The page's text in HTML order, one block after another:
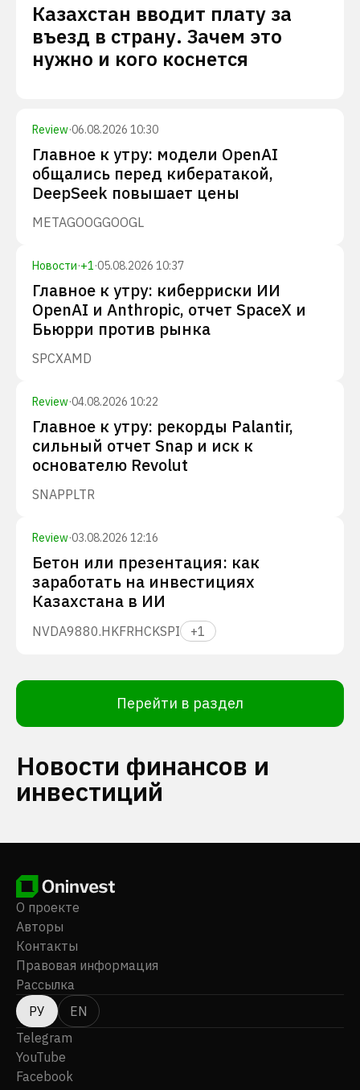
Казахстан вводит плату за
въезд в страну. Зачем это
нужно и кого коснется
Review·06.08.2026 10:30
Главное к утру: модели OpenAI
общались перед кибератакой,
DeepSeek повышает цены
METAGOOGGOOGL
Новости·+1·05.08.2026 10:37
Главное к утру: киберриски ИИ
OpenAI и Anthropic, отчет SpaceX и
Бьюрри против рынка
SPCXAMD
Review·04.08.2026 10:22
Главное к утру: рекорды Palantir,
сильный отчет Snap и иск к
основателю Revolut
SNAPPLTR
Review·03.08.2026 12:16
Бетон или презентация: как
заработать на инвестициях
Казахстана в ИИ
NVDA9880.HKFRHCKSPI +1
Перейти в раздел
Новости финансов и
инвестиций
О проекте
Авторы
Контакты
Правовая информация
Рассылка
РУ
EN
Telegram
YouTube
Facebook